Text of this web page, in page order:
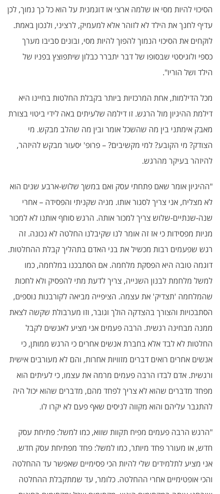
הסיכוי להיות מסי או שלמה ארצי או דוגמנית על הוא כל כך נמוך, לכן
עדיף לחנך את הילד לא לזוהר אלא למעמיק, לרציני, ולנכון באמת.
לוקחים את הסיכוי הנמוך להפוך להיות מסי, ובונים סביבו מערך
כספי ולוגיסטי שבסופו של דבר יתברר כבלון שיתפוצץ בפניו של
הילד ושל הוריו".
מכל הדילמות, אחת המרכזיות ביותר בקבלת החלטות בחיינו היא
דילמת ההיגיון מול הרגש. זו דילמה שלעיתים באה לידי ביטוי בצורת
מאבק אימתני בין מה שהשכל אומר ובין מה שהלב מבקש. מי
הצודק? מי הקובע? למי מקשיבים? – פרופ' יסעור מבקש להיזהר,
להיזהר בעיקר מהרגש.
"ההיגיון אומר שאם פתחתי עסק ואם במשך שלוש-ארבע שנים הוא
לא מצליח, אני צריך לסגור אותו. מניה שקניתי והפסידה – אחרי
שנה-שנתיים-שלוש צריך למכור אותה. הרגש סוחף אותנו לא למכור
מניות מפסידות כי אז זה אומר לנו שקיבלנו החלטה לא נכונה. זה
רגש שפעמים רבות מכשיל את בני האדם בתהליך קבלת ההחלטות.
דוגמה טובה היא הפסקת מלחמה. אם הסתבכנו במלחמה, כמו
למשל מלחמת לבנון השנייה, צריך לדעת מתי להפסיק ולא לחכות
שהמלחמה 'תצדיק' את עצמה. הציפייה מביאה לקורבנות נוספים,
הסתבכויות והצורך בהצדקה הולך וגובר, וזו מערבולת שקשה לצאת
ממנה מבחינה רגשית. הרבה פעמים אני מציע לאנשים לקבל
החלטות לא לבד אלא בחברת אנשים אחרים כי הרגש ממותן, כי
אנשים אחרים רואים דברים מזוויות אחרות, והם לא מעורבים אישית
ורגשית. אדם לבדו הרבה פעמים מרמה את עצמו, כי לעיתים הוא
מפחד מדברים שהוא לא צריך לפחד מהם, מדברים שהוא יכול היה
להתגבר עליהם והוא מקווה לניסים שאף פעם לא יקרו לו.
"הרגש הרבה פעמים מפיח תקוות שווא, כמו למשל: פתיחת עסק
חדש, או מעורר פחד מיותר, כמו למשל: פחד מפתיחת עסק חדש.
אני מציע לתלמידים שלי להיות הכי פסימיים שאפשר עד ההחלטה
והכי אופטימיים אחרי ההחלטה. כלומר, עד שמתקבלת ההחלטה